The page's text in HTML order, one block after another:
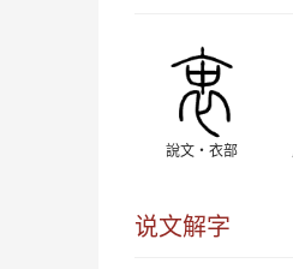
說文‧衣部
说文解字